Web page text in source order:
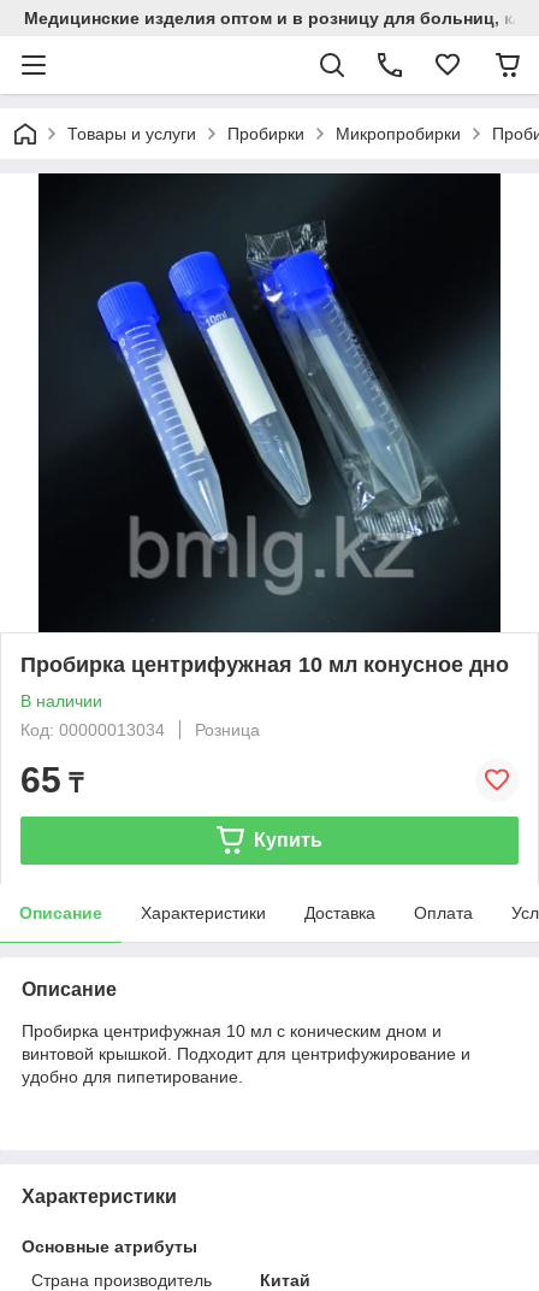
Медицинские изделия оптом и в розницу для больниц,
Товары и услуги Пробирки Микропробирки
Пробирка центрифужная 10 мл конусное дно
В наличии
Код: 00000013034
Розница
65 ₸
Купить
Описание Характеристики Доставка Оплата
Описание
Пробирка центрифужная 10 мл с коническим дном и
винтовой крышкой. Подходит для центрифужирование и
удобно для пипетирование.
Характеристики
Основные атрибуты
Страна производитель
Китай